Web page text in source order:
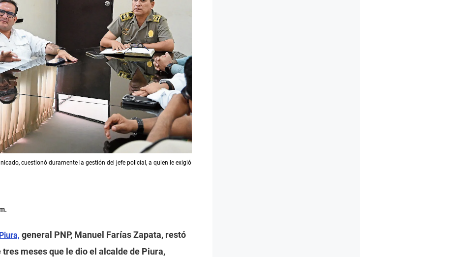
cuestionó duramente la gestión del jefe policial, a quien le exigió
general PNP, Manuel Farías Zapata, restó
meses que le dio el alcalde de Piura,